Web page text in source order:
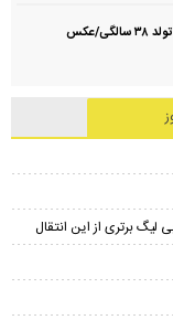
عکس
برتری از این انتقال